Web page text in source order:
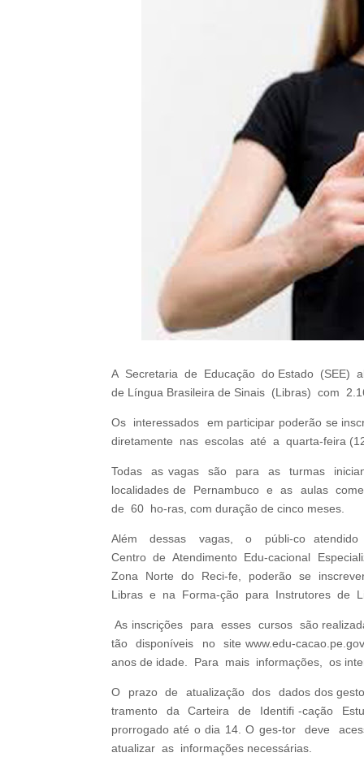
A Secretaria de Educação do Estado (SEE)
de Língua Brasileira de Sinais (Libras) com
Os interessados em participar poderão se
diretamente nas escolas até a quarta-feira
Todas as vagas são para as turmas
localidades de Pernambuco e as aulas
de 60 ho-ras, com duração de cinco meses.
Além dessas vagas, o públi-co atendido
Centro de Atendimento Edu-cacional
Zona Norte do Reci-fe, poderão se
Libras e na Forma-ção para Instrutores de
As inscrições para esses cursos são
tão disponíveis no site www.edu-
anos de idade. Para mais informações, os
O prazo de atualização dos dados dos
tramento da Carteira de Identifi -cação
prorrogado até o dia 14. O ges-tor deve
atualizar as informações necessárias.